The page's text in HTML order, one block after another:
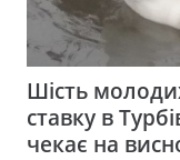
Шість
ставку в
чекає на